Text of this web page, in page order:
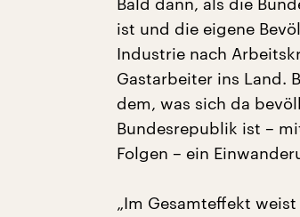
ist und die eigene
Industrie nach
Gastarbeiter ins Land.
dem, was sich da
Bundesrepublik ist –
Folgen – ein
„Im Gesamteffekt